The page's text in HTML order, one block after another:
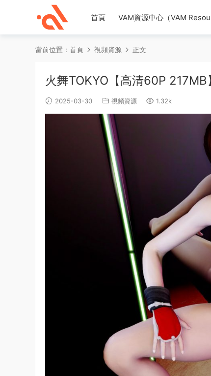
首頁 VAM資源中心（VAM
當前位置： 首頁 視頻資源 正文
火舞TOKYO【高清60P 217MB
2025-03-30 視頻資源 1.32k